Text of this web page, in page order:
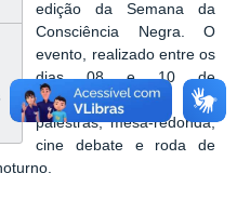
edição da Semana da
Consciência Negra. O
evento, realizado entre os
dias 08 e 10 de
novembro, contou com
palestras, mesa-redonda,
cine debate e roda de